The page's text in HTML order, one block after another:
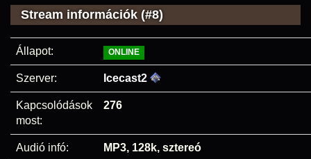
Stream információk (#8)
Állapot: ONLINE
Szerver: Icecast2
Kapcsolódások
most:
276
Audió infó: MP3, 128k, sztereó